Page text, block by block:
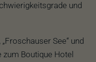
und
See“ und
zum Boutique Hotel